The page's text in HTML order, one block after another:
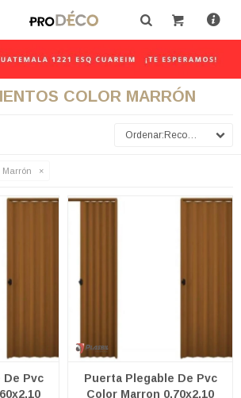
COLOR MARRÓN
Recomendados
Marrón
De Pvc
Puerta Plegable De Pvc
Color Marron 0,70x2,10